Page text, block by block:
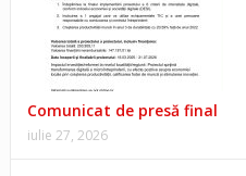
Comunicat de presă final
iulie 27, 2026